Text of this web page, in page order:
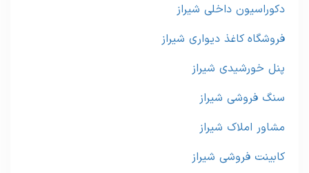
دکوراسیون داخلی شیراز
فروشگاه کاغذ دیواری شیراز
پنل خورشیدی شیراز
سنگ فروشی شیراز
مشاور املاک شیراز
کابینت فروشی شیراز